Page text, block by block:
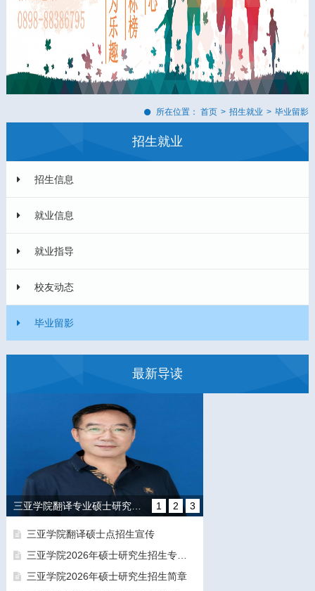
所在位置： 首页 > 招生就业 > 毕业留影
招生就业
招生信息
就业信息
就业指导
校友动态
毕业留影
最新导读
1 2 3
三亚学院翻译硕士点招生宣传
三亚学院2026年硕士研究生招生专业目录及参考书目
三亚学院2026年硕士研究生招生简章